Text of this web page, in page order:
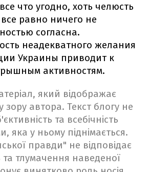
что угодно, хоть челюсть
равно ничего не
согласна.
неадекватного желания
Украины приводит к
активностям.
який відображає
зору автора. Текст блогу не
та всебічність
яка у ньому піднімається.
правди" не відповідає
та тлумачення наведеної